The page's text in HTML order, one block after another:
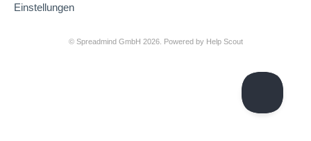
Einstellungen
© Spreadmind GmbH 2026. Powered by Help Scout